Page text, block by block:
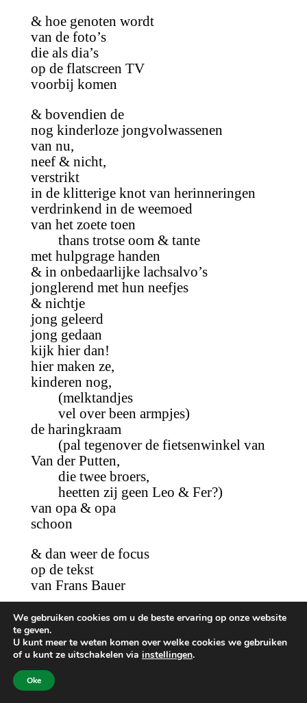
& hoe genoten wordt
van de foto’s
die als dia’s
op de flatscreen TV
voorbij komen
& bovendien de
nog kinderloze jongvolwassenen
van nu,
neef & nicht,
verstrikt
in de klitterige knot van herinneringen
verdrinkend in de weemoed
van het zoete toen
thans trotse oom & tante
met hulpgrage handen
& in onbedaarlijke lachsalvo’s
jonglerend met hun neefjes
& nichtje
jong geleerd
jong gedaan
kijk hier dan!
hier maken ze,
kinderen nog,
(melktandjes
vel over been armpjes)
de haringkraam
(pal tegenover de fietsenwinkel van
Van der Putten,
die twee broers,
heetten zij geen Leo & Fer?)
van opa & opa
schoon
& dan weer de focus
op de tekst
van Frans Bauer
Een moeder moet stralen
Tranen passen haar niet
Ze geniet van het leven
Dat zij heeft gegeven
We gebruiken cookies om u de beste ervaring op onze website
te geven.
U kunt meer te weten komen over welke cookies we gebruiken
of u kunt ze uitschakelen via instellingen.
Oke